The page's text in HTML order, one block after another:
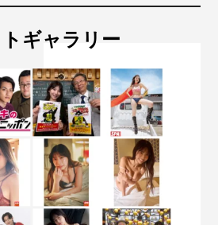
ギャラリー